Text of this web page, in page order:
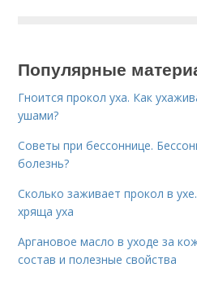
Популярные
Гноится прокол уха. Как
ушами?
Советы при бессоннице.
болезнь?
Сколько заживает прокол в
хряща уха
Аргановое масло в уходе за
состав и полезные свойства